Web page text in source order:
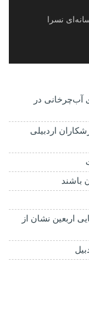
نسرا
آب‌چرخانی در
برای ورزشکاران اردبیلی
باشند
اربعین نشان از